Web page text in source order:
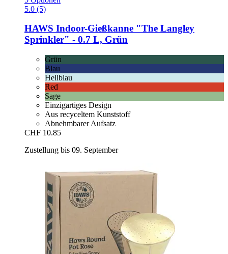
5.0 (5)
HAWS Indoor-​Gießkanne "The Langley
Sprinkler" -​ 0.7 L, Grün
Grün
Blau
Hellblau
Red
Sage
Einzigartiges Design
Aus recyceltem Kunststoff
Abnehmbarer Aufsatz
CHF 10.85
Zustellung bis 09. September